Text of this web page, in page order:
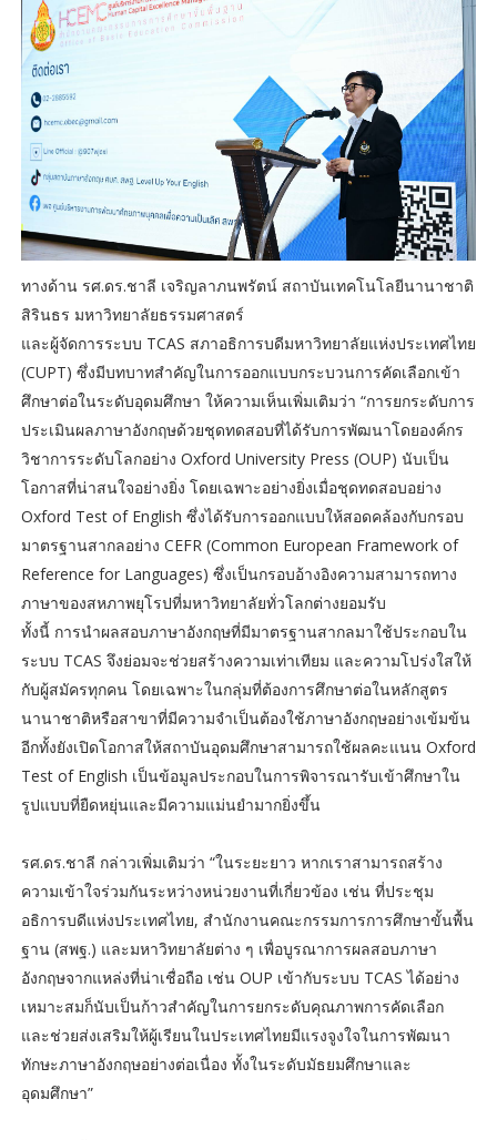
ทางด้าน รศ.ดร.ชาลี เจริญลาภนพรัตน์ สถาบันเทคโนโลยีนานาชาติ
สิรินธร มหาวิทยาลัยธรรมศาสตร์
และผู้จัดการระบบ TCAS สภาอธิการบดีมหาวิทยาลัยแห่งประเทศไทย
(CUPT) ซึ่งมีบทบาทสำคัญในการออกแบบกระบวนการคัดเลือกเข้า
ศึกษาต่อในระดับอุดมศึกษา ให้ความเห็นเพิ่มเติมว่า “การยกระดับการ
ประเมินผลภาษาอังกฤษด้วยชุดทดสอบที่ได้รับการพัฒนาโดยองค์กร
วิชาการระดับโลกอย่าง Oxford University Press (OUP) นับเป็น
โอกาสที่น่าสนใจอย่างยิ่ง โดยเฉพาะอย่างยิ่งเมื่อชุดทดสอบอย่าง
Oxford Test of English ซึ่งได้รับการออกแบบให้สอดคล้องกับกรอบ
มาตรฐานสากลอย่าง CEFR (Common European Framework of
Reference for Languages) ซึ่งเป็นกรอบอ้างอิงความสามารถทาง
ภาษาของสหภาพยุโรปที่มหาวิทยาลัยทั่วโลกต่างยอมรับ
ทั้งนี้ การนำผลสอบภาษาอังกฤษที่มีมาตรฐานสากลมาใช้ประกอบใน
ระบบ TCAS จึงย่อมจะช่วยสร้างความเท่าเทียม และความโปร่งใสให้
กับผู้สมัครทุกคน โดยเฉพาะในกลุ่มที่ต้องการศึกษาต่อในหลักสูตร
นานาชาติหรือสาขาที่มีความจำเป็นต้องใช้ภาษาอังกฤษอย่างเข้มข้น
อีกทั้งยังเปิดโอกาสให้สถาบันอุดมศึกษาสามารถใช้ผลคะแนน Oxford
Test of English เป็นข้อมูลประกอบในการพิจารณารับเข้าศึกษาใน
รูปแบบที่ยืดหยุ่นและมีความแม่นยำมากยิ่งขึ้น
รศ.ดร.ชาลี กล่าวเพิ่มเติมว่า “ในระยะยาว หากเราสามารถสร้าง
ความเข้าใจร่วมกันระหว่างหน่วยงานที่เกี่ยวข้อง เช่น ที่ประชุม
อธิการบดีแห่งประเทศไทย, สำนักงานคณะกรรมการการศึกษาขั้นพื้น
ฐาน (สพฐ.) และมหาวิทยาลัยต่าง ๆ เพื่อบูรณาการผลสอบภาษา
อังกฤษจากแหล่งที่น่าเชื่อถือ เช่น OUP เข้ากับระบบ TCAS ได้อย่าง
เหมาะสมก็นับเป็นก้าวสำคัญในการยกระดับคุณภาพการคัดเลือก
และช่วยส่งเสริมให้ผู้เรียนในประเทศไทยมีแรงจูงใจในการพัฒนา
ทักษะภาษาอังกฤษอย่างต่อเนื่อง ทั้งในระดับมัธยมศึกษาและ
อุดมศึกษา”